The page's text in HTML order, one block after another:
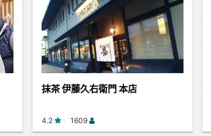
抹茶 伊藤久右衛門 本店
4.2 1609